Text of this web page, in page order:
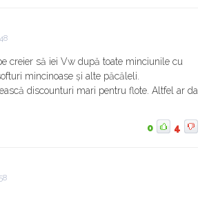
creier să iei Vw după toate minciunile cu
mincinoase și alte păcăleli.
discounturi mari pentru flote. Altfel ar da
0 4